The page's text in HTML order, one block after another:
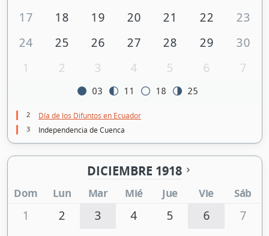
17
18 19 20 21 22
23
24
25 26 27 28 29
30
1
2 3 4 5 6 7
03 11 18 25
2 Día de los Difuntos en Ecuador
3 Independencia de Cuenca
DICIEMBRE 1918
Dom Lun Mar Mié Jue Vie Sáb
1 2 3 4 5 6
7